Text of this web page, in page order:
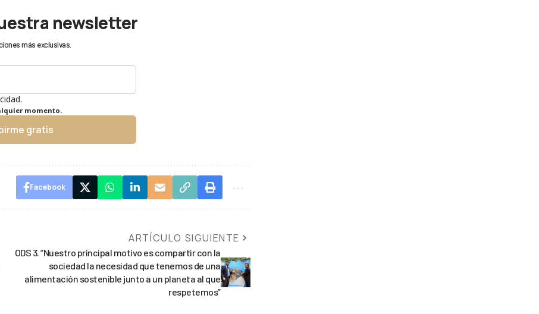
newsletter
más exclusivas.
momento.
gratis
Facebook
ARTÍCULO SIGUIENTE
ODS 3. “Nuestro principal motivo es compartir con la
sociedad la necesidad que tenemos de una
alimentación sostenible junto a un planeta al que
respetemos”